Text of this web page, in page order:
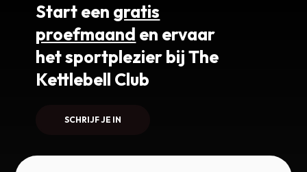
Start een gratis
proefmaand en ervaar
het sportplezier bij The
Kettlebell Club
SCHRIJF JE IN